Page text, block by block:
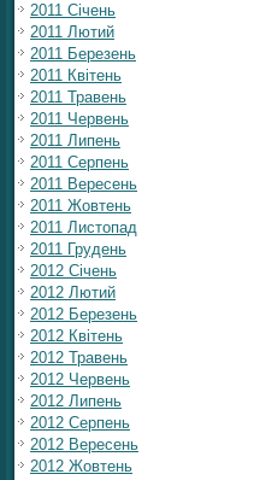
2011 Січень
2011 Лютий
2011 Березень
2011 Квітень
2011 Травень
2011 Червень
2011 Липень
2011 Серпень
2011 Вересень
2011 Жовтень
2011 Листопад
2011 Грудень
2012 Січень
2012 Лютий
2012 Березень
2012 Квітень
2012 Травень
2012 Червень
2012 Липень
2012 Серпень
2012 Вересень
2012 Жовтень